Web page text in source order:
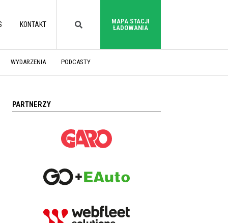
KONTAKT
MAPA STACJI
ŁADOWANIA
WYDARZENIA PODCASTY
PARTNERZY